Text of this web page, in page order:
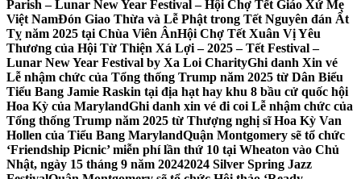
Parish – Lunar New Year Festival – Hội Chợ Tết Giáo Xứ Mẹ
Việt NamĐón Giao Thừa và Lễ Phật trong Tết Nguyên đán Ất
Tỵ năm 2025 tại Chùa Viên ÂnHội Chợ Tết Xuân Vị Yêu
Thương của Hội Từ Thiện Xá Lợi – 2025 – Tết Festival –
Lunar New Year Festival by Xa Loi CharityGhi danh Xin vé
Lễ nhậm chức của Tổng thống Trump năm 2025 từ Dân Biểu
Tiểu Bang Jamie Raskin tại địa hạt hay khu 8 bầu cử quốc hội
Hoa Kỳ của MarylandGhi danh xin vé đi coi Lễ nhậm chức của
Tổng thống Trump năm 2025 từ Thượng nghị sĩ Hoa Kỳ Van
Hollen của Tiểu Bang MarylandQuận Montgomery sẽ tổ chức
‘Friendship Picnic’ miễn phí lần thứ 10 tại Wheaton vào Chủ
Nhật, ngày 15 tháng 9 năm 20242024 Silver Spring Jazz